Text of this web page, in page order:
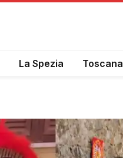
La Spezia Toscana